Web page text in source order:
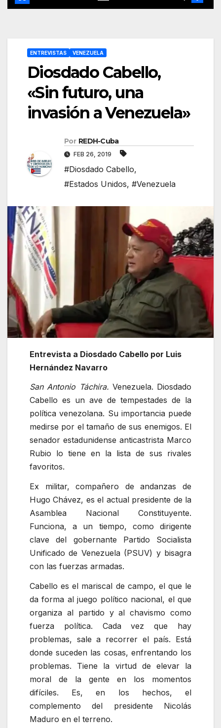
ENTREVISTAS VENEZUELA
Diosdado Cabello,
«Sin futuro, una
invasión a Venezuela»
Por REDH-Cuba
FEB 26, 2019
#Diosdado Cabello,
#Estados Unidos, #Venezuela
Entrevista a Diosdado Cabello por Luis
Hernández Navarro
San Antonio Táchira. Venezuela. Diosdado
Cabello es un ave de tempestades de la
política venezolana. Su importancia puede
medirse por el tamaño de sus enemigos. El
senador estadunidense anticastrista Marco
Rubio lo tiene en la lista de sus rivales
favoritos.
Ex militar, compañero de andanzas de
Hugo Chávez, es el actual presidente de la
Asamblea Nacional Constituyente.
Funciona, a un tiempo, como dirigente
clave del gobernante Partido Socialista
Unificado de Venezuela (PSUV) y bisagra
con las fuerzas armadas.
Cabello es el mariscal de campo, el que le
da forma al juego político nacional, el que
organiza al partido y al chavismo como
fuerza política. Cada vez que hay
problemas, sale a recorrer el país. Está
donde suceden las cosas, enfrentando los
problemas. Tiene la virtud de elevar la
moral de la gente en los momentos
difíciles. Es, en los hechos, el
complemento del presidente Nicolás
Maduro en el terreno.